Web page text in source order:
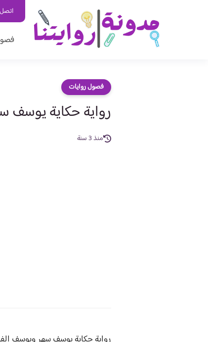
اتصل
فصول روايات
رواية حكاية يوسف سهر
منذ 3 سنة